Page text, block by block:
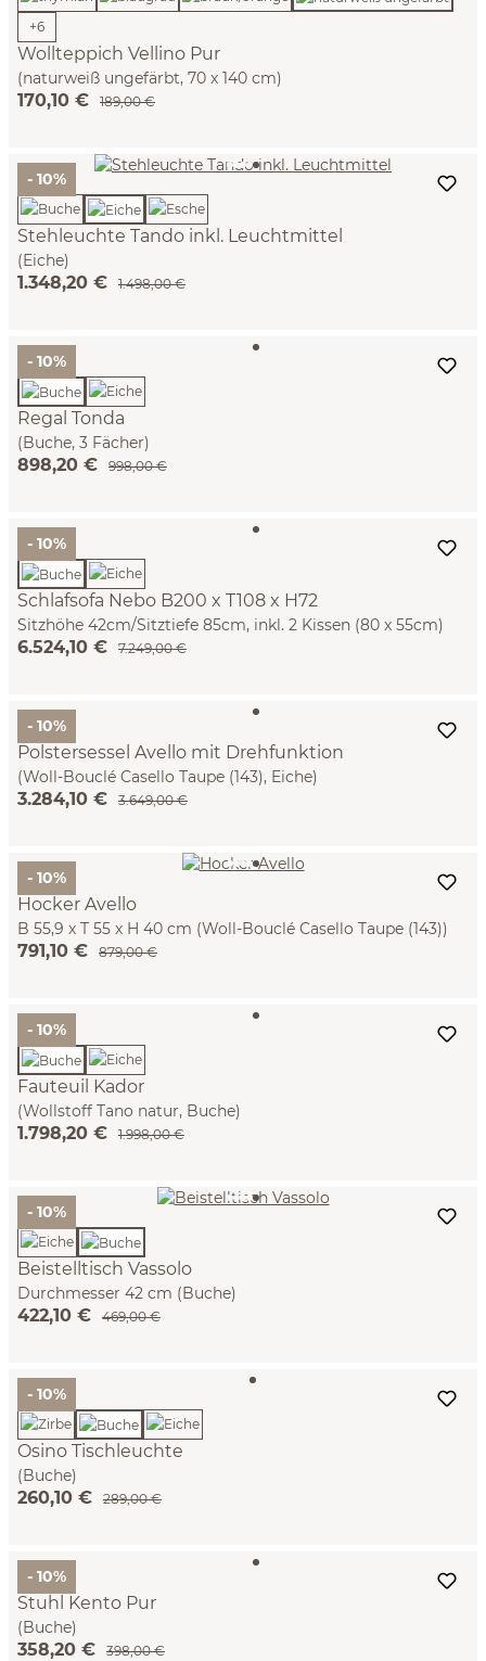
Wollteppich Vellino Pur
(naturweiß ungefärbt, 70 x 140 cm)
+6
170,10 € 189,00 €
- 10%
Stehleuchte Tando inkl. Leuchtmittel
(Eiche)
1.348,20 € 1.498,00 €
- 10%
Regal Tonda
(Buche, 3 Fächer)
898,20 € 998,00 €
- 10%
Schlafsofa Nebo B200 x T108 x H72
Sitzhöhe 42cm/Sitztiefe 85cm, inkl. 2 Kissen (80 x 55cm)
(Wollstoff Kaland kiesel, Buche)
6.524,10 € 7.249,00 €
- 10%
Polstersessel Avello mit Drehfunktion
(Woll-Bouclé Casello Taupe (143), Eiche)
3.284,10 € 3.649,00 €
- 10%
Hocker Avello
B 55,9 x T 55 x H 40 cm (Woll-Bouclé Casello Taupe (143))
791,10 € 879,00 €
- 10%
Fauteuil Kador
(Wollstoff Tano natur, Buche)
1.798,20 € 1.998,00 €
- 10%
Beistelltisch Vassolo
Durchmesser 42 cm (Buche)
422,10 € 469,00 €
- 10%
Osino Tischleuchte
(Buche)
260,10 € 289,00 €
- 10%
Stuhl Kento Pur
(Buche)
358,20 € 398,00 €